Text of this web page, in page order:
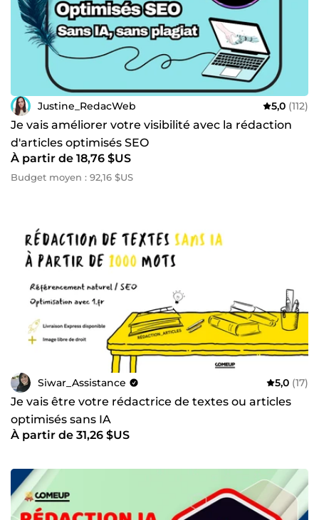
Justine_RedacWeb 5,0 (112)
Je vais améliorer votre visibilité avec la rédaction
d'articles optimisés SEO
À partir de 18,76 $US
Budget moyen : 92,16 $US
Siwar_Assistance 5,0 (17)
Je vais être votre rédactrice de textes ou articles
optimisés sans IA
À partir de 31,26 $US